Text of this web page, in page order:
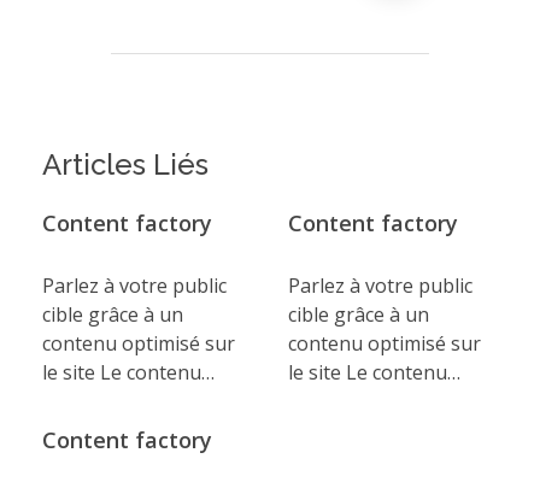
Articles Liés
Content factory
Parlez à votre public
cible grâce à un
contenu optimisé sur
le site Le contenu…
Content factory
Parlez à votre public
cible grâce à un
contenu optimisé sur
le site Le contenu…
Content factory